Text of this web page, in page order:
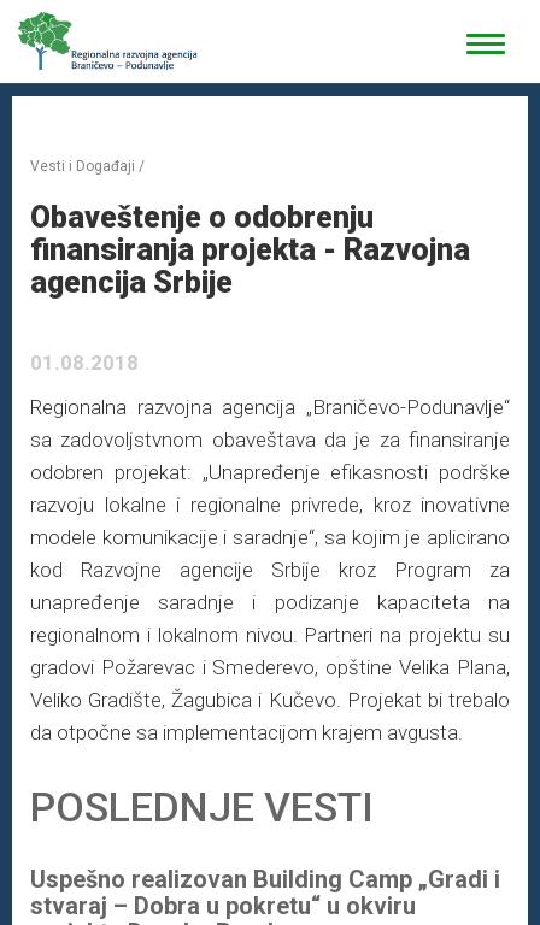
Vesti i Događaji /
Obaveštenje o odobrenju
finansiranja projekta - Razvojna
agencija Srbije
01.08.2018
Regionalna razvojna agencija „Braničevo-Podunavlje“
sa zadovoljstvnom obaveštava da je za finansiranje
odobren projekat: „Unapređenje efikasnosti podrške
razvoju lokalne i regionalne privrede, kroz inovativne
modele komunikacije i saradnje“, sa kojim je aplicirano
kod Razvojne agencije Srbije kroz Program za
unapređenje saradnje i podizanje kapaciteta na
regionalnom i lokalnom nivou. Partneri na projektu su
gradovi Požarevac i Smederevo, opštine Velika Plana,
Veliko Gradište, Žagubica i Kučevo. Projekat bi trebalo
da otpočne sa implementacijom krajem avgusta.
POSLEDNJE VESTI
Uspešno realizovan Building Camp „Gradi i
stvaraj – Dobra u pokretu“ u okviru